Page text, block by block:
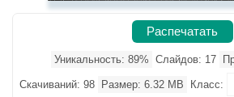
Распечатать
Уникальность: 89% Слайдов: 17
Скачиваний: 98 Размер: 6.32 MB Класс: